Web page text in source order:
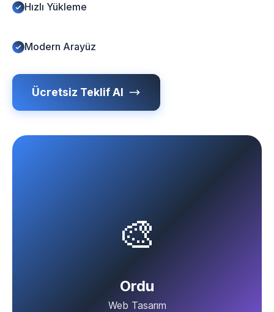
Hızlı Yükleme
Modern Arayüz
Ücretsiz Teklif Al
🎨
Ordu
Web Tasarım